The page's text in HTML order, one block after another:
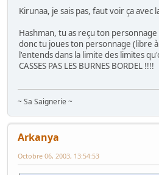
Kirunaa, je sais pas, faut voir ça avec
Hashman, tu as reçu ton
donc tu joues ton personnage (libre
l'entends dans la limite des limites
CASSES PAS LES BURNES BORDEL !!!!
~ Sa Saignerie ~
Arkanya
Octobre 06, 2003, 13:54:53